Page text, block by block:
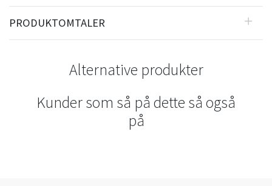
PRODUKTOMTALER
Alternative produkter
Kunder som så på dette så også
på